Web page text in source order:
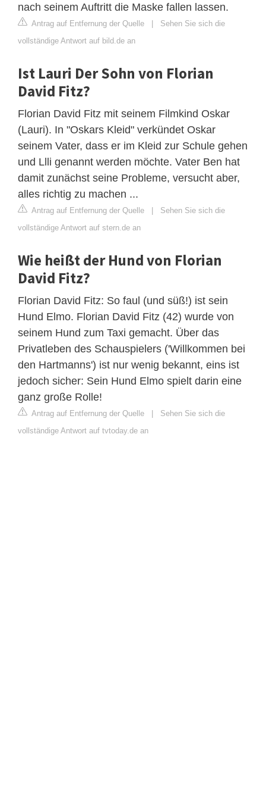
nach seinem Auftritt die Maske fallen lassen.
Antrag auf Entfernung der Quelle | Sehen Sie sich die
vollständige Antwort auf bild.de an
Ist Lauri Der Sohn von Florian
David Fitz?
Florian David Fitz mit seinem Filmkind Oskar
(Lauri). In "Oskars Kleid" verkündet Oskar
seinem Vater, dass er im Kleid zur Schule gehen
und Llli genannt werden möchte. Vater Ben hat
damit zunächst seine Probleme, versucht aber,
alles richtig zu machen ...
Antrag auf Entfernung der Quelle | Sehen Sie sich die
vollständige Antwort auf stern.de an
Wie heißt der Hund von Florian
David Fitz?
Florian David Fitz: So faul (und süß!) ist sein
Hund Elmo. Florian David Fitz (42) wurde von
seinem Hund zum Taxi gemacht. Über das
Privatleben des Schauspielers ('Willkommen bei
den Hartmanns') ist nur wenig bekannt, eins ist
jedoch sicher: Sein Hund Elmo spielt darin eine
ganz große Rolle!
Antrag auf Entfernung der Quelle | Sehen Sie sich die
vollständige Antwort auf tvtoday.de an